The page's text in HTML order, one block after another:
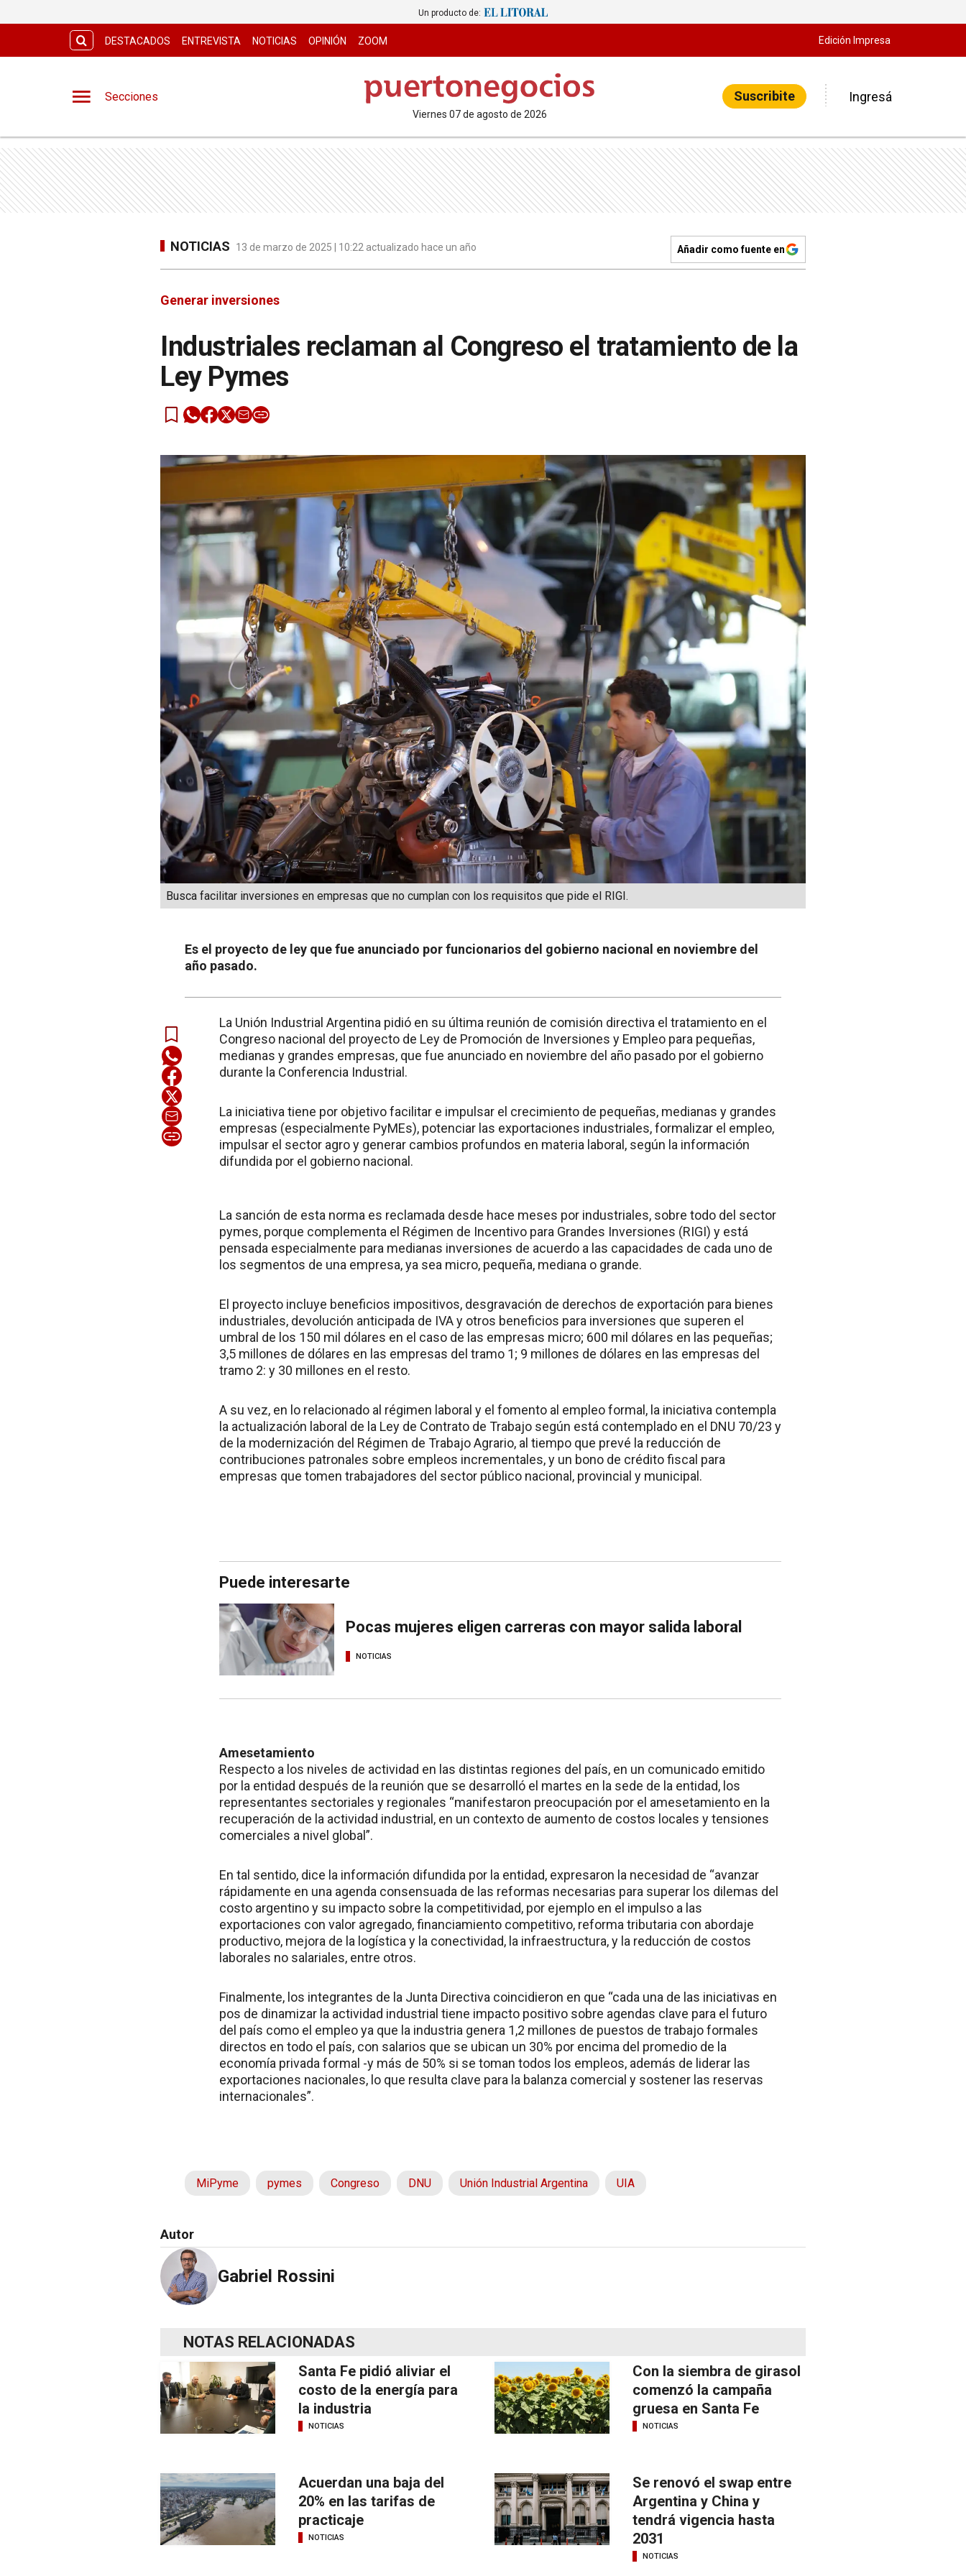
Un producto de:
DESTACADOS ENTREVISTA NOTICIAS OPINIÓN ZOOM Edición Impresa
Secciones
viernes 07 de agosto de 2026
Suscribite Ingresá
NOTICIAS 13 de marzo de 2025 | 10:22 actualizado hace un año Añadir como fuente en
Generar inversiones
Industriales reclaman al Congreso el tratamiento de la
Ley Pymes
Busca facilitar inversiones en empresas que no cumplan con los requisitos que pide el RIGI.
Es el proyecto de ley que fue anunciado por funcionarios del gobierno nacional en noviembre del
año pasado.
La Unión Industrial Argentina pidió en su última reunión de comisión directiva el tratamiento en el
Congreso nacional del proyecto de Ley de Promoción de Inversiones y Empleo para pequeñas,
medianas y grandes empresas, que fue anunciado en noviembre del año pasado por el gobierno
durante la Conferencia Industrial.
La iniciativa tiene por objetivo facilitar e impulsar el crecimiento de pequeñas, medianas y grandes
empresas (especialmente PyMEs), potenciar las exportaciones industriales, formalizar el empleo,
impulsar el sector agro y generar cambios profundos en materia laboral, según la información
difundida por el gobierno nacional.
La sanción de esta norma es reclamada desde hace meses por industriales, sobre todo del sector
pymes, porque complementa el Régimen de Incentivo para Grandes Inversiones (RIGI) y está
pensada especialmente para medianas inversiones de acuerdo a las capacidades de cada uno de
los segmentos de una empresa, ya sea micro, pequeña, mediana o grande.
El proyecto incluye beneficios impositivos, desgravación de derechos de exportación para bienes
industriales, devolución anticipada de IVA y otros beneficios para inversiones que superen el
umbral de los 150 mil dólares en el caso de las empresas micro; 600 mil dólares en las pequeñas;
3,5 millones de dólares en las empresas del tramo 1; 9 millones de dólares en las empresas del
tramo 2: y 30 millones en el resto.
A su vez, en lo relacionado al régimen laboral y el fomento al empleo formal, la iniciativa contempla
la actualización laboral de la Ley de Contrato de Trabajo según está contemplado en el DNU 70/23 y
de la modernización del Régimen de Trabajo Agrario, al tiempo que prevé la reducción de
contribuciones patronales sobre empleos incrementales, y un bono de crédito fiscal para
empresas que tomen trabajadores del sector público nacional, provincial y municipal.
Puede interesarte
Pocas mujeres eligen carreras con mayor salida laboral
NOTICIAS
Amesetamiento
Respecto a los niveles de actividad en las distintas regiones del país, en un comunicado emitido
por la entidad después de la reunión que se desarrolló el martes en la sede de la entidad, los
representantes sectoriales y regionales “manifestaron preocupación por el amesetamiento en la
recuperación de la actividad industrial, en un contexto de aumento de costos locales y tensiones
comerciales a nivel global”.
En tal sentido, dice la información difundida por la entidad, expresaron la necesidad de “avanzar
rápidamente en una agenda consensuada de las reformas necesarias para superar los dilemas del
costo argentino y su impacto sobre la competitividad, por ejemplo en el impulso a las
exportaciones con valor agregado, financiamiento competitivo, reforma tributaria con abordaje
productivo, mejora de la logística y la conectividad, la infraestructura, y la reducción de costos
laborales no salariales, entre otros.
Finalmente, los integrantes de la Junta Directiva coincidieron en que “cada una de las iniciativas en
pos de dinamizar la actividad industrial tiene impacto positivo sobre agendas clave para el futuro
del país como el empleo ya que la industria genera 1,2 millones de puestos de trabajo formales
directos en todo el país, con salarios que se ubican un 30% por encima del promedio de la
economía privada formal -y más de 50% si se toman todos los empleos, además de liderar las
exportaciones nacionales, lo que resulta clave para la balanza comercial y sostener las reservas
internacionales”.
MiPyme pymes Congreso DNU Unión Industrial Argentina UIA
Autor
Gabriel Rossini
NOTAS RELACIONADAS
Santa Fe pidió aliviar el
costo de la energía para
la industria
NOTICIAS
Con la siembra de girasol
comenzó la campaña
gruesa en Santa Fe
NOTICIAS
Acuerdan una baja del
20% en las tarifas de
practicaje
NOTICIAS
Se renovó el swap entre
Argentina y China y
tendrá vigencia hasta
2031
NOTICIAS